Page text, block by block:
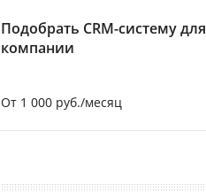
Подобрать CRM-систему для
компании
От 1 000 руб./месяц